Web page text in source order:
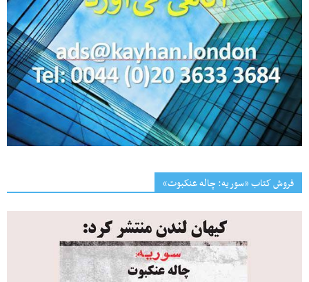
فروش کتاب «سوریه: چاله عنکبوت»